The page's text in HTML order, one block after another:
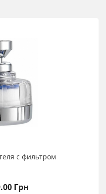
с фильтром
Грн